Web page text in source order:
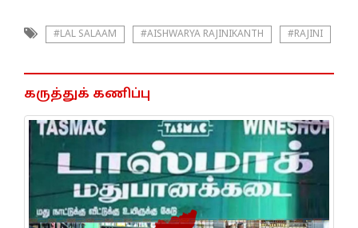
#LAL SALAAM #AISHWARYA RAJINIKANTH #RAJINI
கருத்துக் கணிப்பு